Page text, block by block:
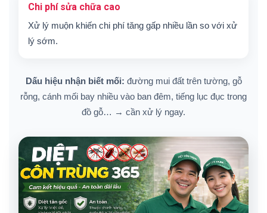
Chi phí sửa chữa cao
Xử lý muộn khiến chi phí tăng gấp nhiều lần so với xử
lý sớm.
Dấu hiệu nhận biết mối: đường mui đất trên tường, gỗ
rỗng, cánh mối bay nhiều vào ban đêm, tiếng lục đục trong
đồ gỗ… → cần xử lý ngay.